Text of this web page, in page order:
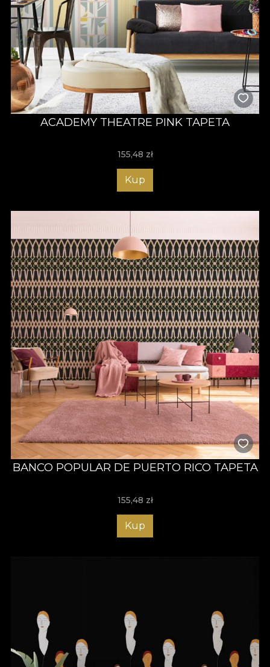
ACADEMY THEATRE PINK TAPETA
155,48 zł
Kup
BANCO POPULAR DE PUERTO RICO TAPETA
155,48 zł
Kup